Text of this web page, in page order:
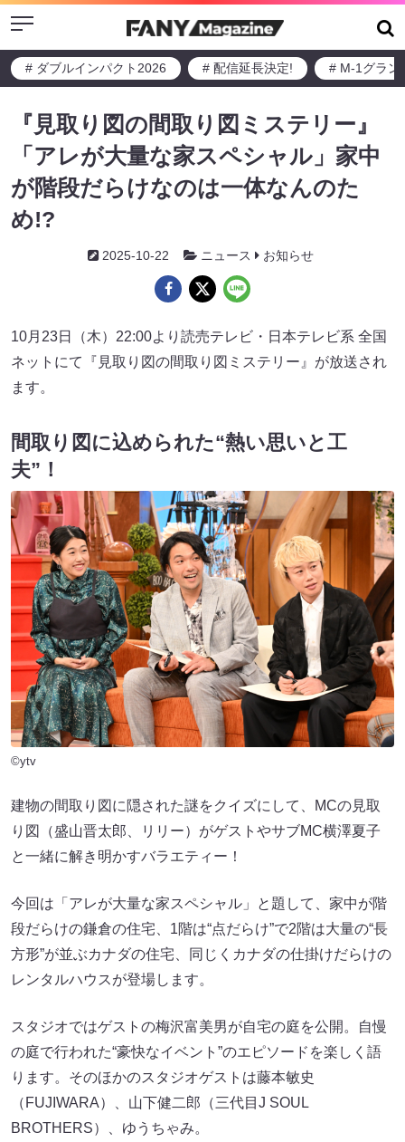
Menu
# ダブルインパクト2026 # 配信延長決定! # M-1グラン
『見取り図の間取り図ミステリー』
「アレが大量な家スペシャル」家中
が階段だらけなのは一体なんのた
め!?
2025-10-22 ニュース お知らせ
10月23日（木）22:00より読売テレビ・日本テレビ系 全国
ネットにて『見取り図の間取り図ミステリー』が放送され
ます。
間取り図に込められた“熱い思いと工
夫”！
©ytv
建物の間取り図に隠された謎をクイズにして、MCの見取
り図（盛山晋太郎、リリー）がゲストやサブMC横澤夏子
と一緒に解き明かすバラエティー！
今回は「アレが大量な家スペシャル」と題して、家中が階
段だらけの鎌倉の住宅、1階は“点だらけ”で2階は大量の“長
方形”が並ぶカナダの住宅、同じくカナダの仕掛けだらけの
レンタルハウスが登場します。
スタジオではゲストの梅沢富美男が自宅の庭を公開。自慢
の庭で行われた“豪快なイベント”のエピソードを楽しく語
ります。そのほかのスタジオゲストは藤本敏史
（FUJIWARA）、山下健二郎（三代目J SOUL
BROTHERS）、ゆうちゃみ。